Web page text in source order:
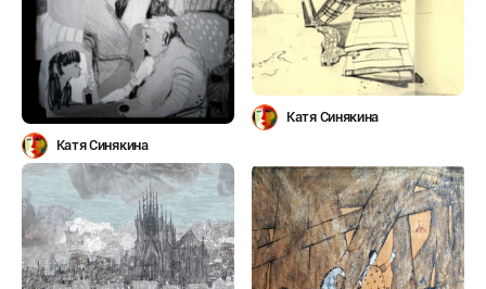
Катя Синякина
Катя Синякина